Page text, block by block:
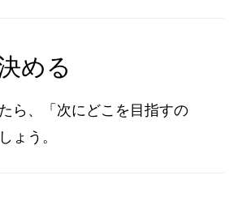
める
ら、「次にどこを目指すの
ょう。